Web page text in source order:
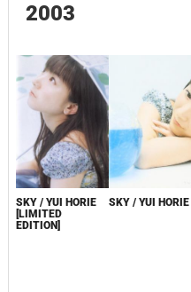
2003
SKY / YUI HORIE
[LIMITED
EDITION]
SKY / YUI HORIE